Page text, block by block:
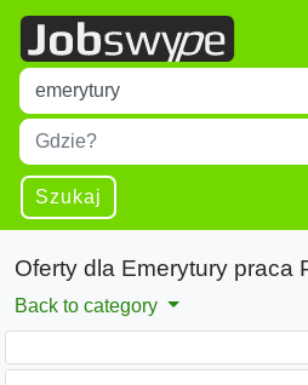
Title
Type 1 or more characters for
Miejscowość
Type 1 or more characters for
Szukaj
Oferty dla Emerytury praca
Back to category